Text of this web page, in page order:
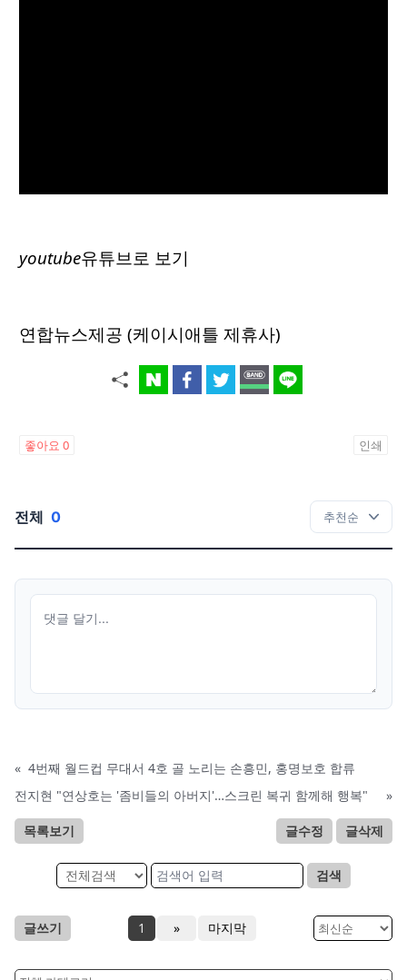
youtube유튜브로 보기
연합뉴스제공 (케이시애틀 제휴사)
좋아요 0 인쇄
전체 0
« 4번째 월드컵 무대서 4호 골 노리는 손흥민, 홍명보호 합류
전지현 "연상호는 '좀비들의 아버지'…스크린 복귀 함께해 행복"
»
목록보기 글수정 글삭제
검색
글쓰기 1 » 마지막